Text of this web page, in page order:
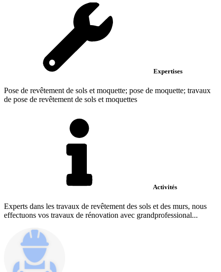
Expertises
Pose de revêtement de sols et moquette; pose de moquette; travaux
de pose de revêtement de sols et moquettes
Activités
Experts dans les travaux de revêtement des sols et des murs, nous
effectuons vos travaux de rénovation avec grandprofessional...